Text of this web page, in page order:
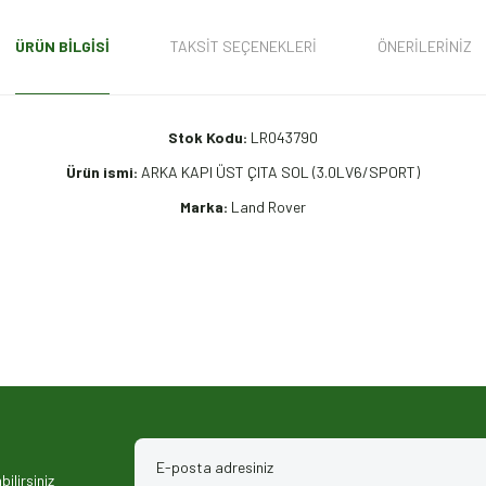
ÜRÜN BILGISI TAKSIT SEÇENEKLERI ÖNERILERINIZ
Stok Kodu: LR043790
Ürün ismi: ARKA KAPI ÜST ÇITA SOL (3.0LV6/SPORT)
Marka: Land Rover